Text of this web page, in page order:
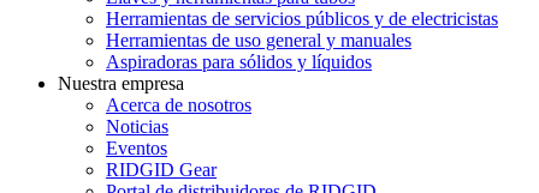
Herramientas de servicios públicos y de electricistas
Herramientas de uso general y manuales
Aspiradoras para sólidos y líquidos
Nuestra empresa
Acerca de nosotros
Noticias
Eventos
RIDGID Gear